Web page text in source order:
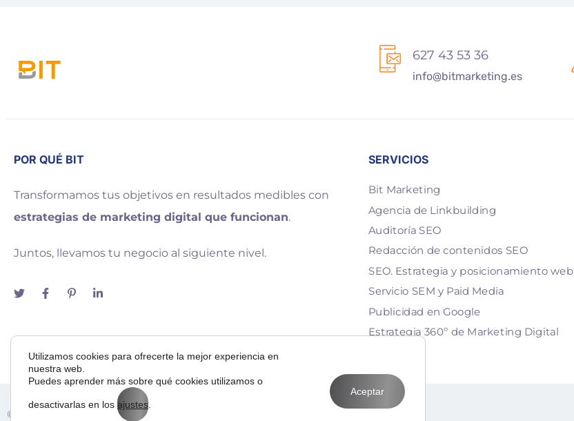
627 43 53 36
info@bitmarketing.es
POR QUÉ BIT
Transformamos tus objetivos en resultados medibles con
estrategias de marketing digital que funcionan.
Juntos, llevamos tu negocio al siguiente nivel.
SERVICIOS
Bit Marketing
Agencia de Linkbuilding
Auditoría SEO
Redacción de contenidos SEO
SEO. Estrategia y posicionamiento web
Servicio SEM y Paid Media
Publicidad en Google
Estrategia 360º de Marketing Digital
© 2025 — Bit Way To Human Slu. desarrollado por
Utilizamos cookies para ofrecerte la mejor experiencia en
nuestra web.
Puedes aprender más sobre qué cookies utilizamos o
desactivarlas en los ajustes
Aceptar